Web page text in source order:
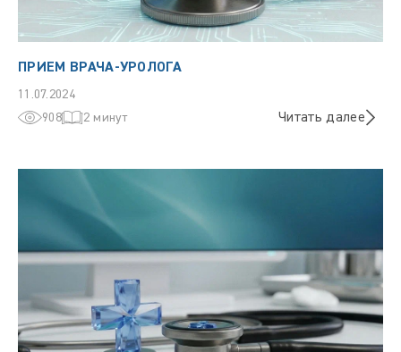
ПРИЕМ ВРАЧА-УРОЛОГА
11.07.2024
908
2 минут Читать далее